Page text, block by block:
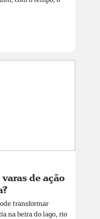
de ação
transformar
na beira do lago, rio